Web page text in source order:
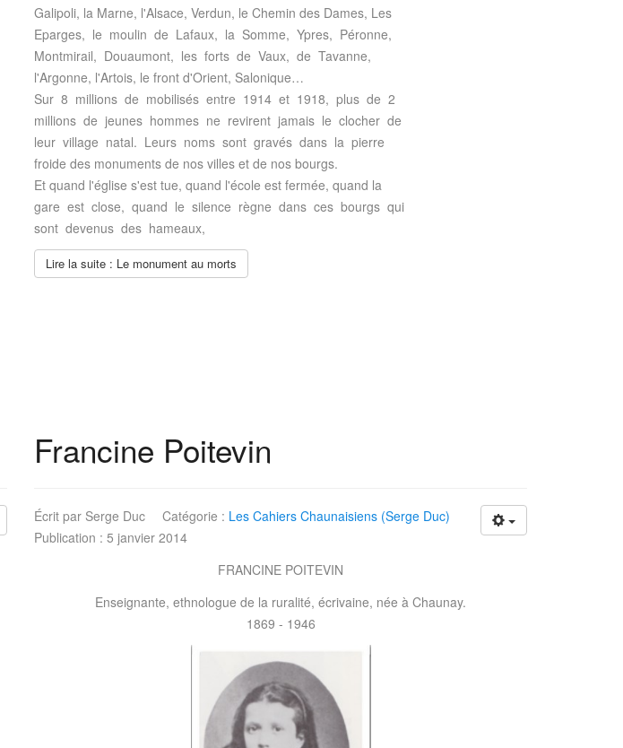
Galipoli, la Marne, l'Alsace, Verdun, le Chemin des Dames, Les
Eparges, le moulin de Lafaux, la Somme, Ypres, Péronne,
Montmirail, Douaumont, les forts de Vaux, de Tavanne,
l'Argonne, l'Artois, le front d'Orient, Salonique…
Sur 8 millions de mobilisés entre 1914 et 1918, plus de 2
millions de jeunes hommes ne revirent jamais le clocher de
leur village natal. Leurs noms sont gravés dans la pierre
froide des monuments de nos villes et de nos bourgs.
Et quand l'église s'est tue, quand l'école est fermée, quand la
gare est close, quand le silence règne dans ces bourgs qui
sont devenus des hameaux,
Lire la suite : Le monument au morts
Francine Poitevin
Écrit par Serge Duc Catégorie : Les Cahiers Chaunaisiens (Serge Duc)
Publication : 5 janvier 2014
FRANCINE POITEVIN
Enseignante, ethnologue de la ruralité, écrivaine, née à Chaunay.
1869 - 1946